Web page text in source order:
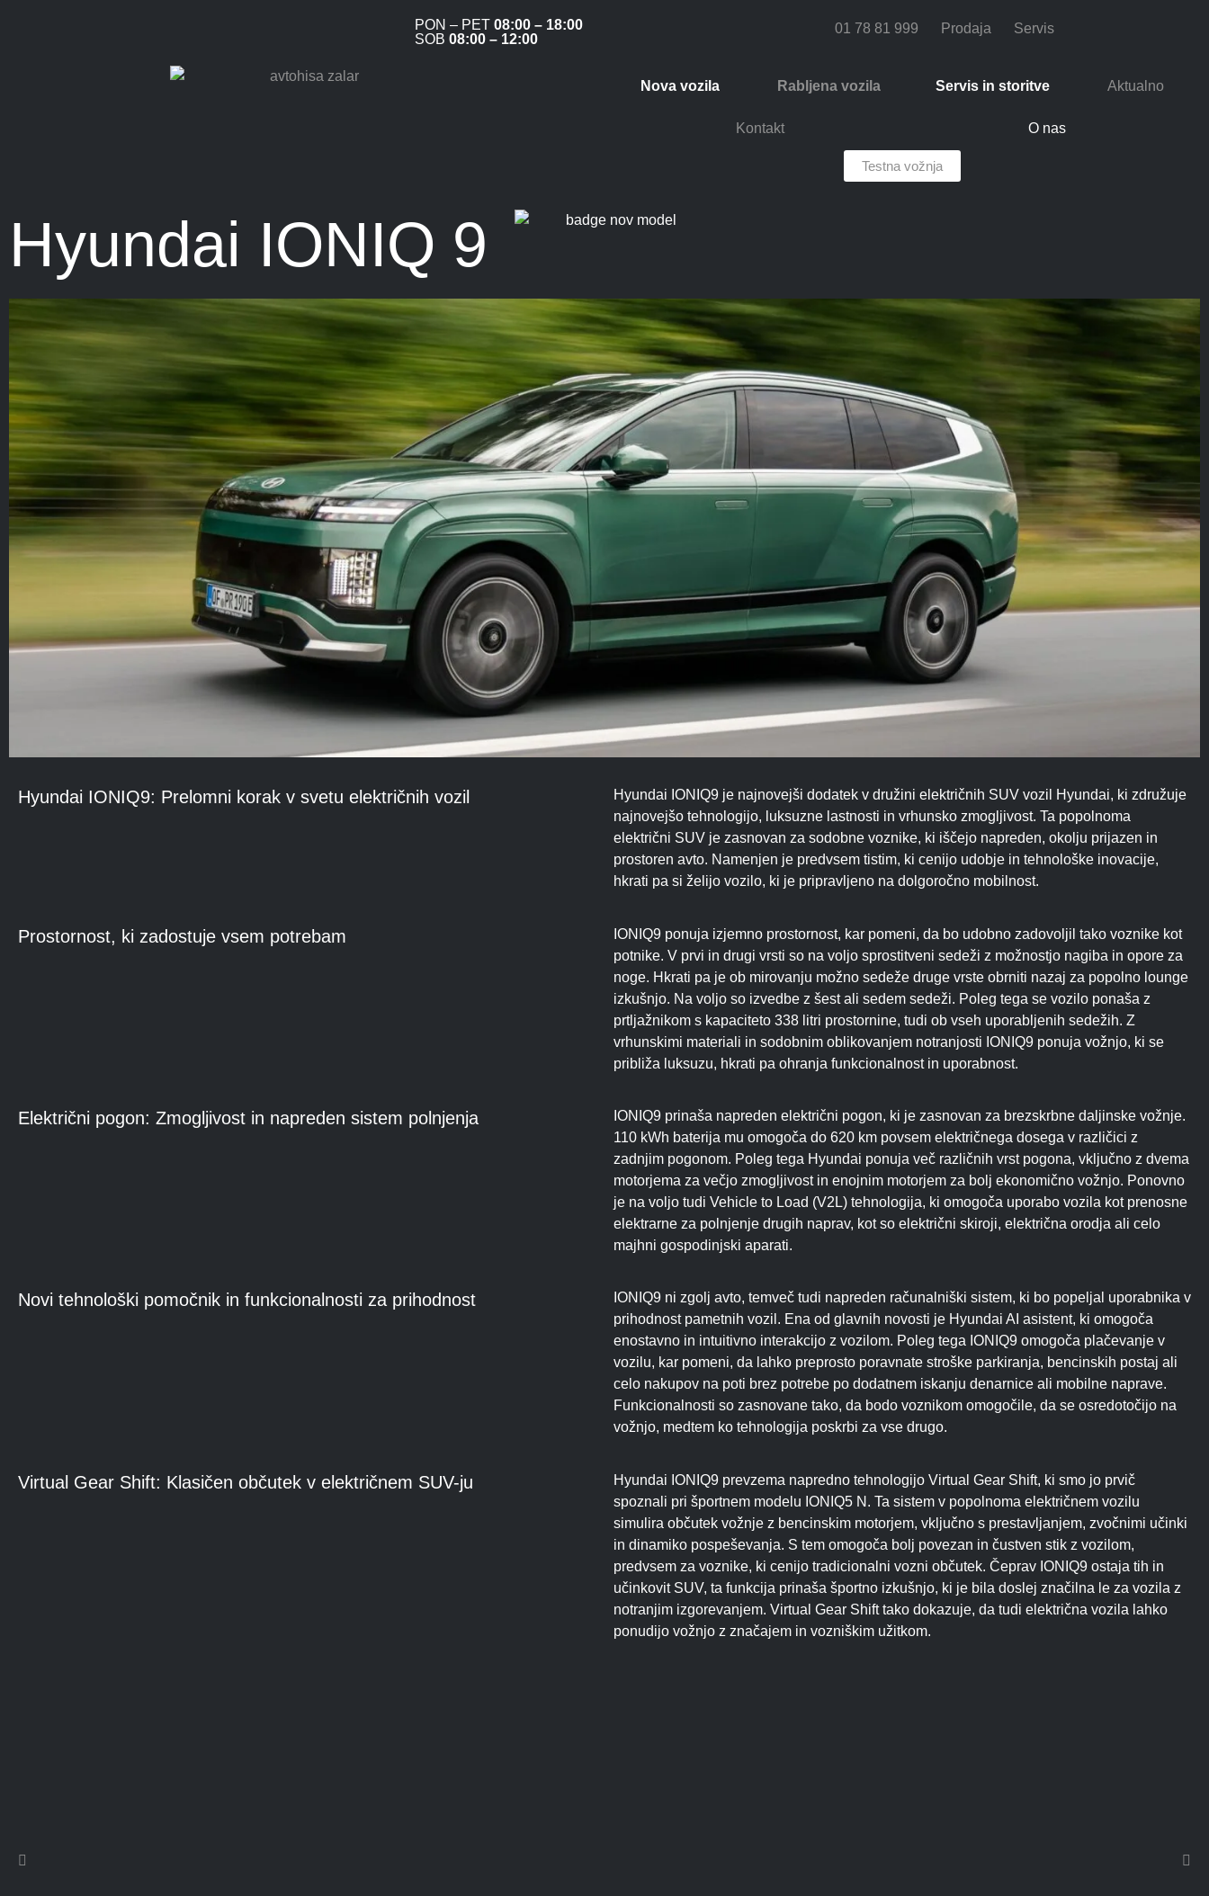
PON – PET08:00 – 18:00
SOB08:00 – 12:00
01 78 81 999 Prodaja Servis
Nova vozila Rabljena vozila Servis in storitve Aktualno
Kontakt O nas
Testna vožnja
Hyundai IONIQ 9
Hyundai IONIQ9: Prelomni korak v svetu električnih vozil
Hyundai IONIQ9 je najnovejši dodatek v družini električnih SUV vozil Hyundai, ki združuje
najnovejšo tehnologijo, luksuzne lastnosti in vrhunsko zmogljivost. Ta popolnoma
električni SUV je zasnovan za sodobne voznike, ki iščejo napreden, okolju prijazen in
prostoren avto. Namenjen je predvsem tistim, ki cenijo udobje in tehnološke inovacije,
hkrati pa si želijo vozilo, ki je pripravljeno na dolgoročno mobilnost.
Prostornost, ki zadostuje vsem potrebam
IONIQ9 ponuja izjemno prostornost, kar pomeni, da bo udobno zadovoljil tako voznike kot
potnike. V prvi in drugi vrsti so na voljo sprostitveni sedeži z možnostjo nagiba in opore za
noge. Hkrati pa je ob mirovanju možno sedeže druge vrste obrniti nazaj za popolno lounge
izkušnjo. Na voljo so izvedbe z šest ali sedem sedeži. Poleg tega se vozilo ponaša z
prtljažnikom s kapaciteto 338 litri prostornine, tudi ob vseh uporabljenih sedežih. Z
vrhunskimi materiali in sodobnim oblikovanjem notranjosti IONIQ9 ponuja vožnjo, ki se
približa luksuzu, hkrati pa ohranja funkcionalnost in uporabnost.
Električni pogon: Zmogljivost in napreden sistem polnjenja
IONIQ9 prinaša napreden električni pogon, ki je zasnovan za brezskrbne daljinske vožnje.
110 kWh baterija mu omogoča do 620 km povsem električnega dosega v različici z
zadnjim pogonom. Poleg tega Hyundai ponuja več različnih vrst pogona, vključno z dvema
motorjema za večjo zmogljivost in enojnim motorjem za bolj ekonomično vožnjo. Ponovno
je na voljo tudi Vehicle to Load (V2L) tehnologija, ki omogoča uporabo vozila kot prenosne
elektrarne za polnjenje drugih naprav, kot so električni skiroji, električna orodja ali celo
majhni gospodinjski aparati.
Novi tehnološki pomočnik in funkcionalnosti za prihodnost
IONIQ9 ni zgolj avto, temveč tudi napreden računalniški sistem, ki bo popeljal uporabnika v
prihodnost pametnih vozil. Ena od glavnih novosti je Hyundai AI asistent, ki omogoča
enostavno in intuitivno interakcijo z vozilom. Poleg tega IONIQ9 omogoča plačevanje v
vozilu, kar pomeni, da lahko preprosto poravnate stroške parkiranja, bencinskih postaj ali
celo nakupov na poti brez potrebe po dodatnem iskanju denarnice ali mobilne naprave.
Funkcionalnosti so zasnovane tako, da bodo voznikom omogočile, da se osredotočijo na
vožnjo, medtem ko tehnologija poskrbi za vse drugo.
Virtual Gear Shift: Klasičen občutek v električnem SUV-ju
Hyundai IONIQ9 prevzema napredno tehnologijo Virtual Gear Shift, ki smo jo prvič
spoznali pri športnem modelu IONIQ5 N. Ta sistem v popolnoma električnem vozilu
simulira občutek vožnje z bencinskim motorjem, vključno s prestavljanjem, zvočnimi učinki
in dinamiko pospeševanja. S tem omogoča bolj povezan in čustven stik z vozilom,
predvsem za voznike, ki cenijo tradicionalni vozni občutek. Čeprav IONIQ9 ostaja tih in
učinkovit SUV, ta funkcija prinaša športno izkušnjo, ki je bila doslej značilna le za vozila z
notranjim izgorevanjem. Virtual Gear Shift tako dokazuje, da tudi električna vozila lahko
ponudijo vožnjo z značajem in vozniškim užitkom.